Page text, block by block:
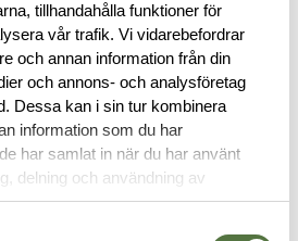
tillhandahålla funktioner för
vår trafik. Vi vidarebefordrar
och annan information från din
och annons- och analysföretag
Dessa kan i sin tur kombinera
information som du har
har samlat in när du har använt
delning och användning av
för personalisering av